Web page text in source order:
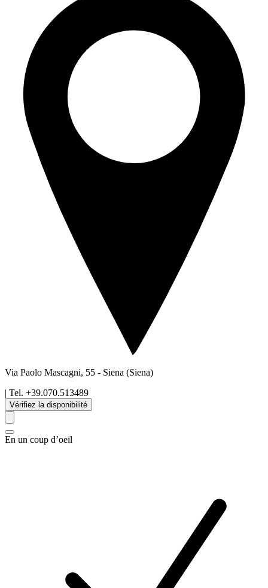
Via Paolo Mascagni, 55 - Siena (Siena)
| Tel. +39.070.513489
Vérifiez la disponibilité
En un coup d’oeil